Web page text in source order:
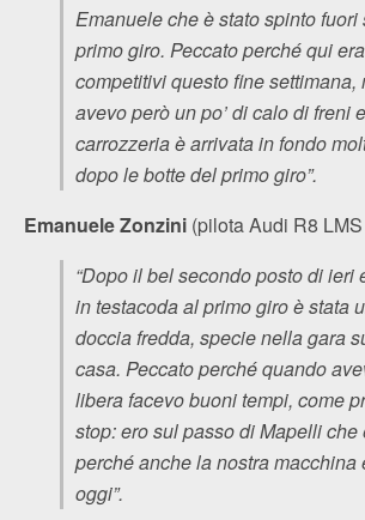
Emanuele che è stato spinto fuori
primo giro. Peccato perché qui
competitivi questo fine settimana,
avevo però un po’ di calo di freni
carrozzeria è arrivata in fondo
dopo le botte del primo giro”.
Emanuele Zonzini (pilota Audi R8
“Dopo il bel secondo posto di ieri
in testacoda al primo giro è stata
doccia fredda, specie nella gara
casa. Peccato perché quando
libera facevo buoni tempi, come
stop: ero sul passo di Mapelli che
perché anche la nostra macchina
oggi”.